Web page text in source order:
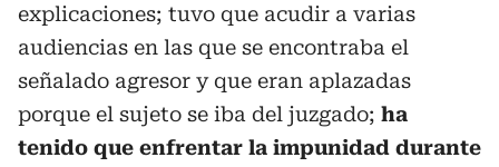
explicaciones; tuvo que acudir a varias
audiencias en las que se encontraba el
señalado agresor y que eran aplazadas
porque el sujeto se iba del juzgado; ha
tenido que enfrentar la impunidad durante